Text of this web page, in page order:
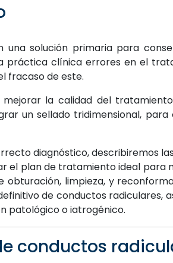
una solución primaria para
práctica clínica errores en el
fracaso de este.
la calidad del
un sellado tridimensional, para
diagnóstico, describiremos
el plan de tratamiento ideal para
limpieza, y
de conductos radiculares,
patológico o iatrogénico.
conductos